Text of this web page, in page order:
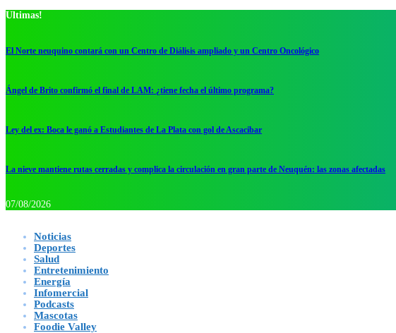
Ultimas!
El Norte neuquino contará con un Centro de Diálisis ampliado y un Centro Oncológico
Ángel de Brito confirmó el final de LAM: ¿tiene fecha el último programa?
Ley del ex: Boca le ganó a Estudiantes de La Plata con gol de Ascacibar
La nieve mantiene rutas cerradas y complica la circulación en gran parte de Neuquén: las zonas afectadas
07/08/2026
Noticias
Deportes
Salud
Entretenimiento
Energía
Infomercial
Podcasts
Mascotas
Foodie Valley